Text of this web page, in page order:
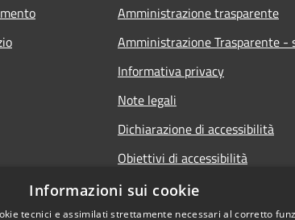
Amministrazione trasparente
Amministrazione Trasparente -
Informativa privacy
Note legali
Dichiarazione di accessibilità
Obiettivi di accessibilità
Informazioni sui cookie
tecnici e assimilati strettamente necessari al corretto